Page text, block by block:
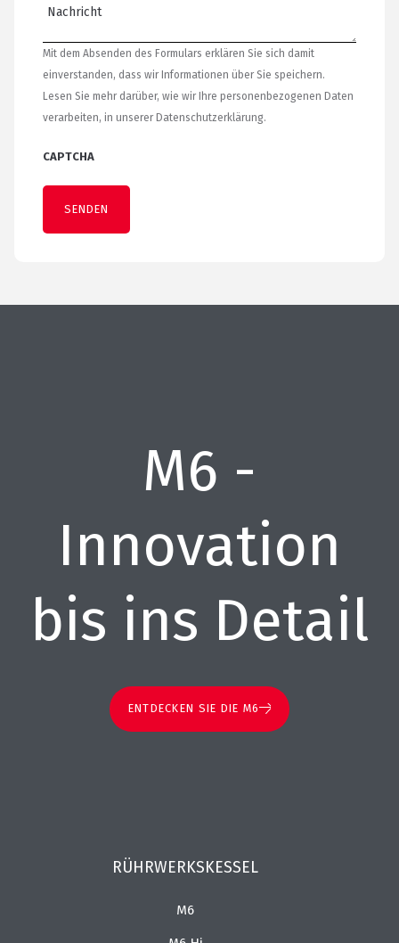
Mit dem Absenden des Formulars erklären Sie sich damit
einverstanden, dass wir Informationen über Sie speichern.
Lesen Sie mehr darüber, wie wir Ihre personenbezogenen Daten
verarbeiten, in unserer Datenschutzerklärung.
CAPTCHA
M6 -
Innovation
bis ins Detail
ENTDECKEN SIE DIE M6
RÜHRWERKSKESSEL
M6